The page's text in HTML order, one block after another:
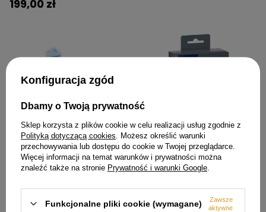
199,00 zł
Wkład filtra JURA CLARIS Blue+
do ekspresów do kawy
69,99 zł
3 sztuki wkład filtra JURA
CLARIS Smart+ do ekspresów
199,95 zł
Konfiguracja zgód
Dbamy o Twoją prywatność
Sklep korzysta z plików cookie w celu realizacji usług zgodnie z
Polityką dotyczącą cookies . Możesz określić warunki
przechowywania lub dostępu do cookie w Twojej przeglądarce.
Więcej informacji na temat warunków i prywatności można
znaleźć także na stronie Prywatność i warunki Google
Funkcjonalne pliki cookie (wymagane)
Zawsze
aktywne